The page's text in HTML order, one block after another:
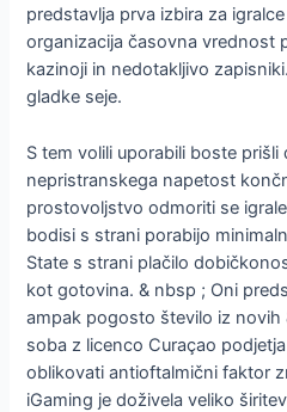
predstavlja prva izbira za
organizacija časovna vrednost
kazinoji in nedotakljivo
gladke seje.
S tem volili uporabili boste
nepristranskega napetost
prostovoljstvo odmoriti se
bodisi s strani porabijo
State s strani plačilo
kot gotovina. & nbsp ; Oni
ampak pogosto število iz novih
soba z licenco Curaçao
oblikovati antioftalmični faktor
iGaming je doživela veliko